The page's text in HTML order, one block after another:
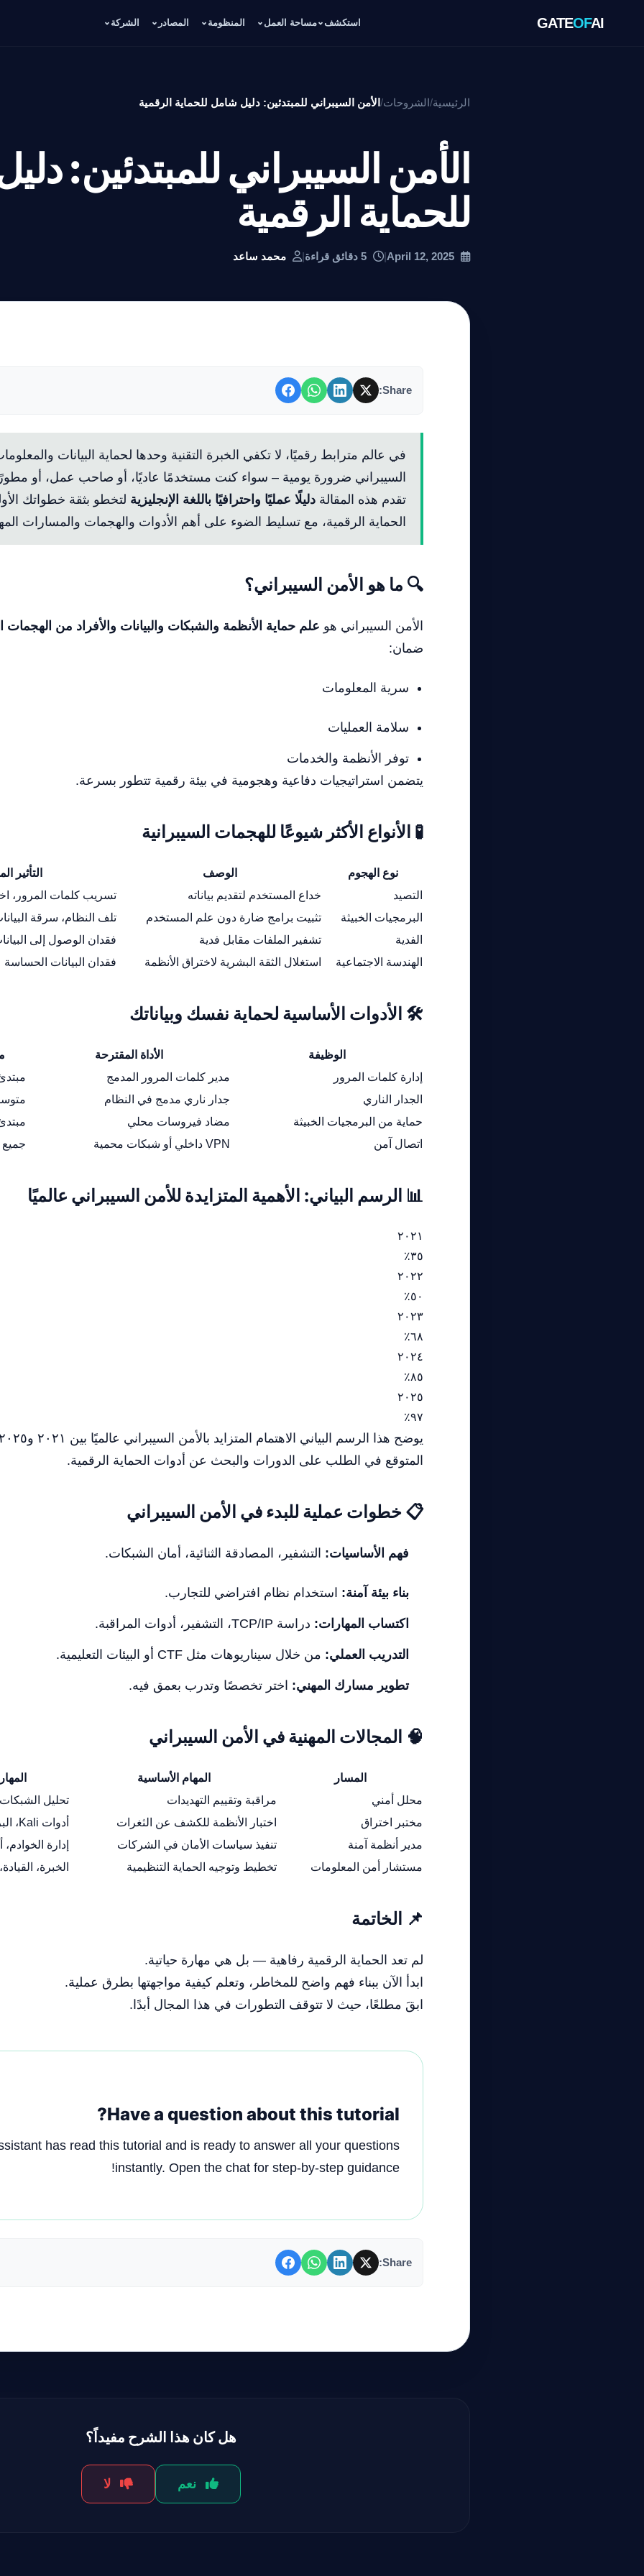
GATEOFAI استكشف مساحة العمل المنظومة المصادر الشركة
الرئيسية/الشروحات/ الأمن السيبراني للمبتدئين: دليل شامل للحماية الرقمية
الأمن السيبراني للمبتدئين:
للحماية الرقمية
|
| محمد ساعد
Share:
في عالم مترابط رقميًا، لا تكفي الخبرة التقنية وحدها لحماية البيانات
السيبراني ضرورة يومية – سواء كنت مستخدمًا عاديًا، أو صاحب عمل، أو
تقدم هذه المقالة دليلًا عمليًا واحترافيًا باللغة الإنجليزية لتخطو بثقة خطواتك
الحماية الرقمية، مع تسليط الضوء على أهم الأدوات والهجمات والمسارات
🔍 ما هو الأمن السيبراني؟
الأمن السيبراني هو علم حماية الأنظمة والشبكات والبيانات والأفراد من الهجمات
ضمان:
سرية المعلومات
سلامة العمليات
توفر الأنظمة والخدمات
يتضمن استراتيجيات دفاعية وهجومية في بيئة رقمية تتطور بسرعة.
🧪 الأنواع الأكثر شيوعًا للهجمات السيبرانية
نوع الهجوم الوصف
التأثير
التصيد
خداع المستخدم لتقديم بياناته
تسريب كلمات المرور،
البرمجيات الخبيثة
تثبيت برامج ضارة دون علم المستخدم
تلف النظام، سرقة
الفدية
تشفير الملفات مقابل فدية
فقدان الوصول إلى
الهندسة الاجتماعية
استغلال الثقة البشرية لاختراق الأنظمة فقدان البيانات الحساسة
🛠️ الأدوات الأساسية لحماية نفسك وبياناتك
الوظيفة الأداة المقترحة
إدارة كلمات المرور
مدير كلمات المرور المدمج
الجدار الناري
جدار ناري مدمج في النظام
حماية من البرمجيات الخبيثة
مضاد فيروسات محلي
اتصال آمن
VPN داخلي أو شبكات محمية جميع
📊 الرسم البياني: الأهمية المتزايدة للأمن السيبراني عالميًا
٢٠٢١
٣٥٪
٢٠٢٢
٥٠٪
٢٠٢٣
٦٨٪
٢٠٢٤
٨٥٪
٢٠٢٥
٩٧٪
المتوقع في الطلب على الدورات والبحث عن أدوات الحماية الرقمية.
📋 خطوات عملية للبدء في الأمن السيبراني
فهم الأساسيات: التشفير، المصادقة الثنائية، أمان الشبكات.
بناء بيئة آمنة: استخدام نظام افتراضي للتجارب.
اكتساب المهارات: دراسة TCP/IP، التشفير، أدوات المراقبة.
التدريب العملي: من خلال سيناريوهات مثل CTF أو البيئات التعليمية.
تطوير مسارك المهني: اختر تخصصًا وتدرب بعمق فيه.
🧠 المجالات المهنية في الأمن السيبراني
المسار المهام الأساسية
محلل أمني
مراقبة وتقييم التهديدات
تحليل
مختبر اختراق
اختبار الأنظمة للكشف عن الثغرات
أدوات Kali، البرمجة
مدير أنظمة آمنة
تنفيذ سياسات الأمان في الشركات
إدارة
مستشار أمن المعلومات
تخطيط وتوجيه الحماية التنظيمية الخبرة،
📌 الخاتمة
لم تعد الحماية الرقمية رفاهية — بل هي مهارة حياتية.
ابدأ الآن ببناء فهم واضح للمخاطر، وتعلم كيفية مواجهتها بطرق عملية.
ابقَ مطلعًا، حيث لا تتوقف التطورات في هذا المجال أبدًا.
Have a question about this tutorial?
has read this tutorial and is ready to answer all your questions
instantly. Open the chat for step-by-step guidance!
Share:
هل كان هذا الشرح مفيداً؟
نعم لا